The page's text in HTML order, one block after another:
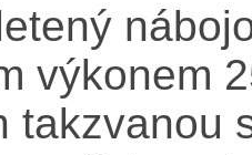
výkonem
takzvanou